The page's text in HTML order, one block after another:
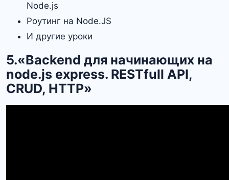
Node.js
Роутинг на Node.JS
И другие уроки
5.«Backend для начинающих на
node.js express. RESTfull API,
CRUD, HTTP»